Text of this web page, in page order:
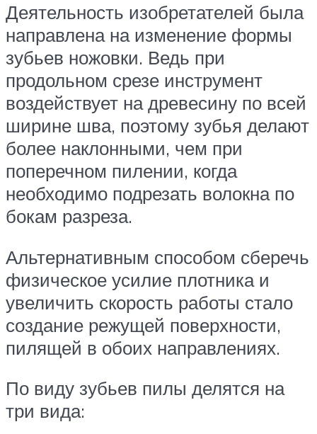
Деятельность изобретателей была
направлена на изменение формы
зубьев ножовки. Ведь при
продольном срезе инструмент
воздействует на древесину по всей
ширине шва, поэтому зубья делают
более наклонными, чем при
поперечном пилении, когда
необходимо подрезать волокна по
бокам разреза.
Альтернативным способом сберечь
физическое усилие плотника и
увеличить скорость работы стало
создание режущей поверхности,
пилящей в обоих направлениях.
По виду зубьев пилы делятся на
три вида: